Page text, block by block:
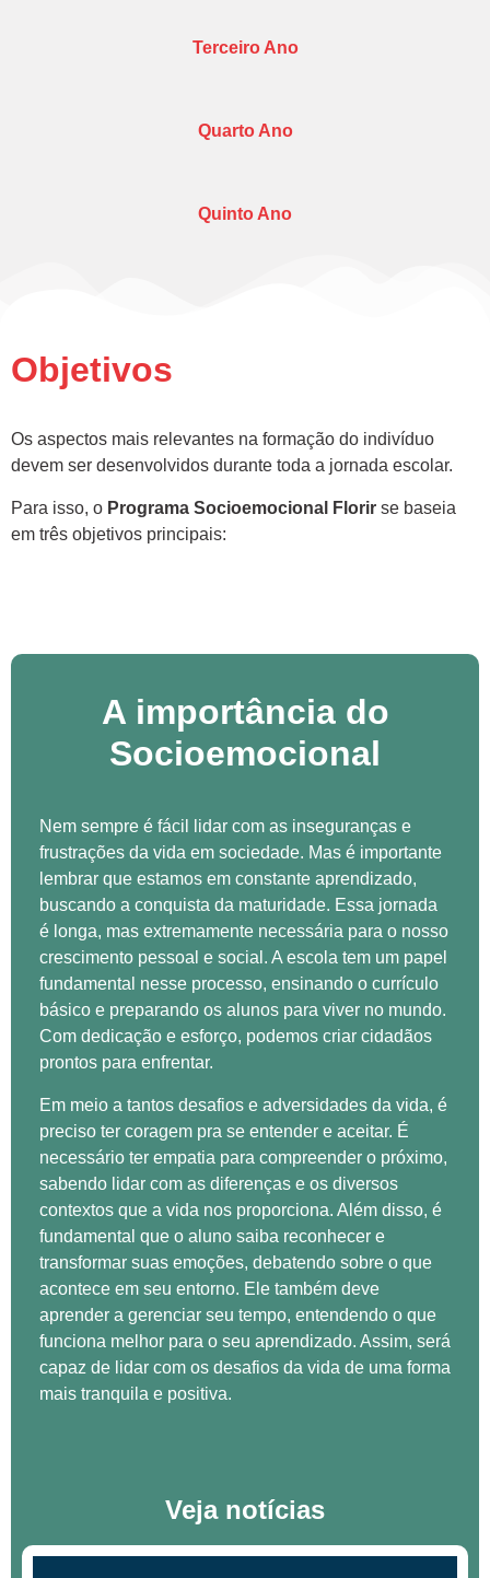
Terceiro Ano
Quarto Ano
Quinto Ano
Objetivos
Os aspectos mais relevantes na formação do indivíduo
devem ser desenvolvidos durante toda a jornada escolar.
Para isso, o Programa Socioemocional Florir se baseia
em três objetivos principais:
A importância do
Socioemocional
Nem sempre é fácil lidar com as inseguranças e
frustrações da vida em sociedade. Mas é importante
lembrar que estamos em constante aprendizado,
buscando a conquista da maturidade. Essa jornada
é longa, mas extremamente necessária para o nosso
crescimento pessoal e social. A escola tem um papel
fundamental nesse processo, ensinando o currículo
básico e preparando os alunos para viver no mundo.
Com dedicação e esforço, podemos criar cidadãos
prontos para enfrentar.
Em meio a tantos desafios e adversidades da vida, é
preciso ter coragem pra se entender e aceitar. É
necessário ter empatia para compreender o próximo,
sabendo lidar com as diferenças e os diversos
contextos que a vida nos proporciona. Além disso, é
fundamental que o aluno saiba reconhecer e
transformar suas emoções, debatendo sobre o que
acontece em seu entorno. Ele também deve
aprender a gerenciar seu tempo, entendendo o que
funciona melhor para o seu aprendizado. Assim, será
capaz de lidar com os desafios da vida de uma forma
mais tranquila e positiva.
Veja notícias